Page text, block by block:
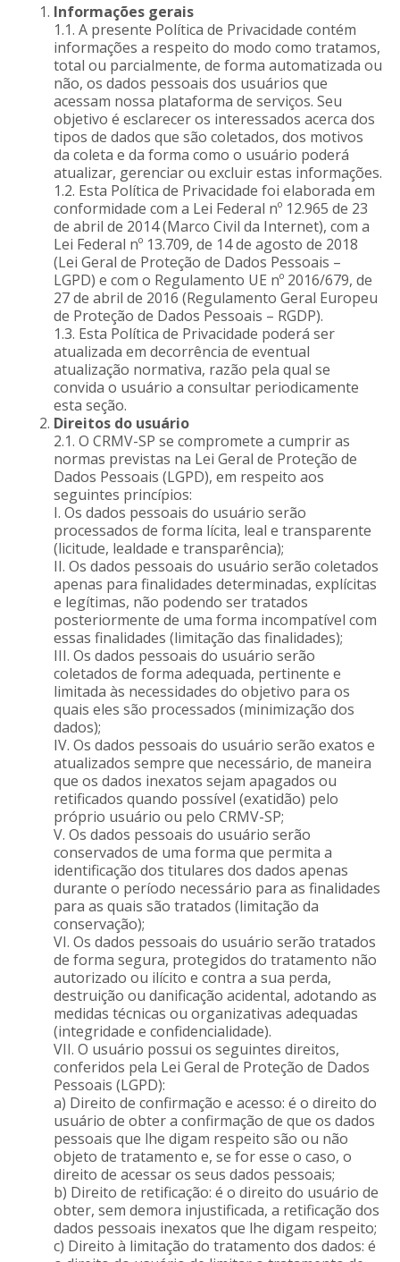
Informações gerais
1.1. A presente Política de Privacidade contém
informações a respeito do modo como tratamos,
total ou parcialmente, de forma automatizada ou
não, os dados pessoais dos usuários que
acessam nossa plataforma de serviços. Seu
objetivo é esclarecer os interessados acerca dos
tipos de dados que são coletados, dos motivos
da coleta e da forma como o usuário poderá
atualizar, gerenciar ou excluir estas informações.
1.2. Esta Política de Privacidade foi elaborada em
conformidade com a Lei Federal nº 12.965 de 23
de abril de 2014 (Marco Civil da Internet), com a
Lei Federal nº 13.709, de 14 de agosto de 2018
(Lei Geral de Proteção de Dados Pessoais –
LGPD) e com o Regulamento UE nº 2016/679, de
27 de abril de 2016 (Regulamento Geral Europeu
de Proteção de Dados Pessoais – RGDP).
1.3. Esta Política de Privacidade poderá ser
atualizada em decorrência de eventual
atualização normativa, razão pela qual se
convida o usuário a consultar periodicamente
esta seção.
Direitos do usuário
2.1. O CRMV-SP se compromete a cumprir as
normas previstas na Lei Geral de Proteção de
Dados Pessoais (LGPD), em respeito aos
seguintes princípios:
I. Os dados pessoais do usuário serão
processados de forma lícita, leal e transparente
(licitude, lealdade e transparência);
II. Os dados pessoais do usuário serão coletados
apenas para finalidades determinadas, explícitas
e legítimas, não podendo ser tratados
posteriormente de uma forma incompatível com
essas finalidades (limitação das finalidades);
III. Os dados pessoais do usuário serão
coletados de forma adequada, pertinente e
limitada às necessidades do objetivo para os
quais eles são processados (minimização dos
dados);
IV. Os dados pessoais do usuário serão exatos e
atualizados sempre que necessário, de maneira
que os dados inexatos sejam apagados ou
retificados quando possível (exatidão) pelo
próprio usuário ou pelo CRMV-SP;
V. Os dados pessoais do usuário serão
conservados de uma forma que permita a
identificação dos titulares dos dados apenas
durante o período necessário para as finalidades
para as quais são tratados (limitação da
conservação);
VI. Os dados pessoais do usuário serão tratados
de forma segura, protegidos do tratamento não
autorizado ou ilícito e contra a sua perda,
destruição ou danificação acidental, adotando as
medidas técnicas ou organizativas adequadas
(integridade e confidencialidade).
VII. O usuário possui os seguintes direitos,
conferidos pela Lei Geral de Proteção de Dados
Pessoais (LGPD):
a) Direito de confirmação e acesso: é o direito do
usuário de obter a confirmação de que os dados
pessoais que lhe digam respeito são ou não
objeto de tratamento e, se for esse o caso, o
direito de acessar os seus dados pessoais;
b) Direito de retificação: é o direito do usuário de
obter, sem demora injustificada, a retificação dos
dados pessoais inexatos que lhe digam respeito;
c) Direito à limitação do tratamento dos dados: é